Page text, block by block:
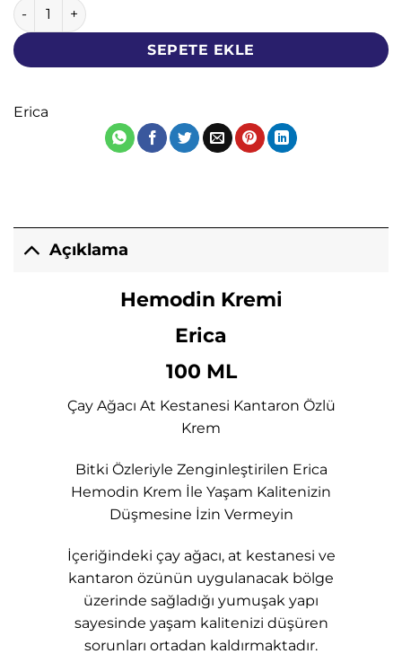
Hemodin Kremi - Erica - 100 ML - Çay Ağacı At Kestanesi
SEPETE EKLE
Erica
Açıklama
Hemodin Kremi
Erica
100 ML
Çay Ağacı At Kestanesi Kantaron Özlü
Krem
Bitki Özleriyle Zenginleştirilen Erica
Hemodin Krem İle Yaşam Kalitenizin
Düşmesine İzin Vermeyin
İçeriğindeki çay ağacı, at kestanesi ve
kantaron özünün uygulanacak bölge
üzerinde sağladığı yumuşak yapı
sayesinde yaşam kalitenizi düşüren
sorunları ortadan kaldırmaktadır.